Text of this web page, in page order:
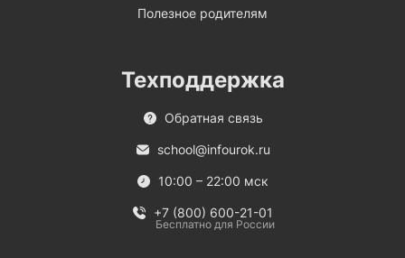
Полезное родителям
Техподдержка
Обратная связь
school@infourok.ru
10:00 – 22:00 мск
+7 (800) 600-21-01
Бесплатно для России